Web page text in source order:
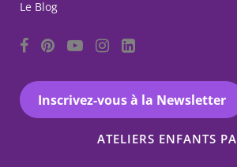
Le Blog
Inscrivez-vous à la Newsletter
ATELIERS ENFANTS